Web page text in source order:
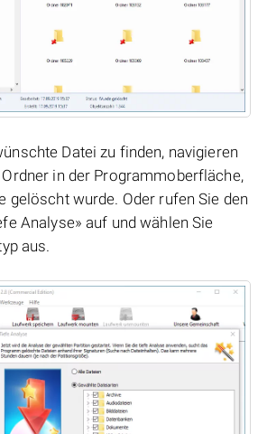
Datei zu finden, navigieren
in der Programmoberfläche,
gelöscht wurde. Oder rufen Sie den
Analyse» auf und wählen Sie
aus.